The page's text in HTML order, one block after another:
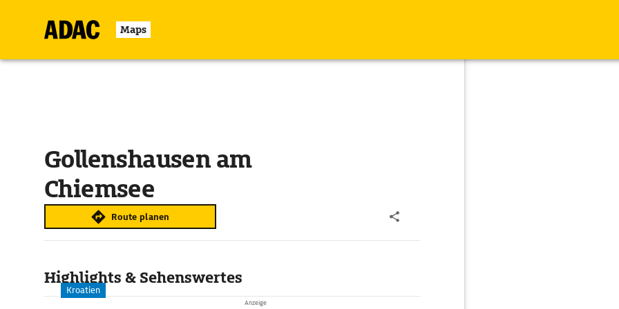
Maps
Gollenshausen am
Chiemsee
Route planen
Highlights & Sehenswertes
Anzeige
Kroatien